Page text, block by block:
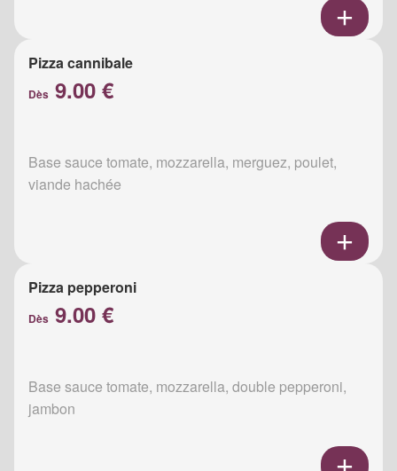
Pizza cannibale
Dès 9.00 €
Base sauce tomate, mozzarella, merguez, poulet,
viande hachée
Pizza pepperoni
Dès 9.00 €
Base sauce tomate, mozzarella, double pepperoni,
jambon